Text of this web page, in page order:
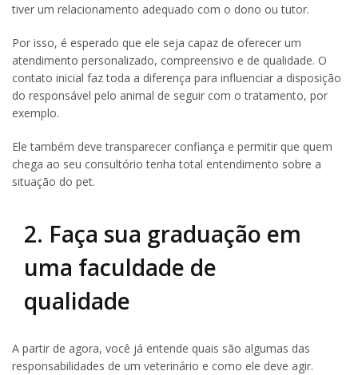
tiver um relacionamento adequado com o dono ou tutor.
Por isso, é esperado que ele seja capaz de oferecer um
atendimento personalizado, compreensivo e de qualidade. O
contato inicial faz toda a diferença para influenciar a disposição
do responsável pelo animal de seguir com o tratamento, por
exemplo.
Ele também deve transparecer confiança e permitir que quem
chega ao seu consultório tenha total entendimento sobre a
situação do pet.
2. Faça sua graduação em
uma faculdade de
qualidade
A partir de agora, você já entende quais são algumas das
responsabilidades de um veterinário e como ele deve agir.